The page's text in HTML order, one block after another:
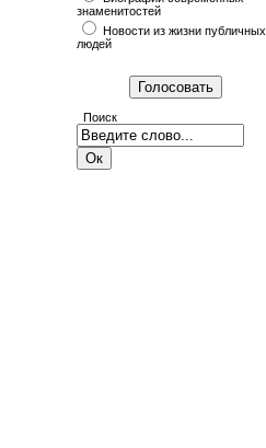
знаменитостей
Новости из жизни публичных
людей
Поиск